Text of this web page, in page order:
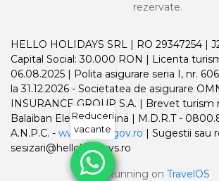
rezervate.
HELLO HOLIDAYS SRL | RO 29347254 |
Capital Social: 30.000 RON | Licenta
06.08.2025 | Polita asigurare seria I, nr.
la 31.12.2026 - Societatea de asigurare
INSURANCE GROUP S.A. | Brevet turism
Balaiban Elena Madalina | M.D.R.T -
A.N.P.C. - www.anpc.gov.ro | Sugestii sau
sesizari@helloholidays.ro
Running on TravelOS
Reduceri
vacante